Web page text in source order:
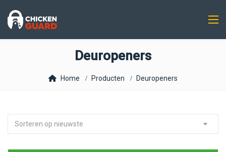
Deuropeners
Home Producten Deuropeners
Sorteren op nieuwste